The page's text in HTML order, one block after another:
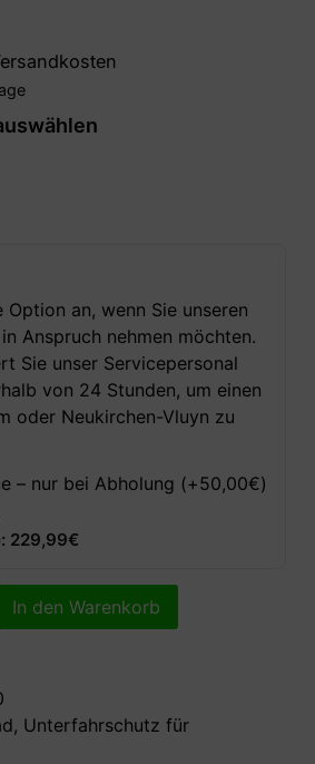
Option an, wenn Sie unseren
Anspruch nehmen möchten.
Sie unser Servicepersonal
von 24 Stunden, um einen
oder Neukirchen-Vluyn zu
– nur bei Abholung (+50,00€)
229,99€
In den Warenkorb
, Unterfahrschutz für